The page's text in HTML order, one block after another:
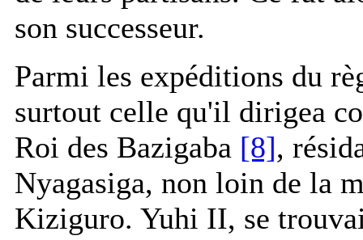
son successeur.
Parmi les expéditions du
surtout celle qu'il dirigea
Roi des Bazigaba [8],
Nyagasiga, non loin de la
Kiziguro. Yuhi II, se